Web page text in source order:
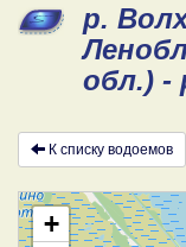
р.
обл.) -
К списку водоемов
+